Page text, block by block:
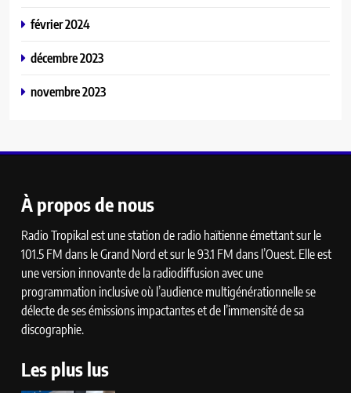
février 2024
décembre 2023
novembre 2023
À propos de nous
Radio Tropikal est une station de radio haïtienne émettant sur le
101.5 FM dans le Grand Nord et sur le 93.1 FM dans l’Ouest. Elle est
une version innovante de la radiodiffusion avec une
programmation inclusive où l’audience multigénérationnelle se
délecte de ses émissions impactantes et de l’immensité de sa
discographie.
Les plus lus